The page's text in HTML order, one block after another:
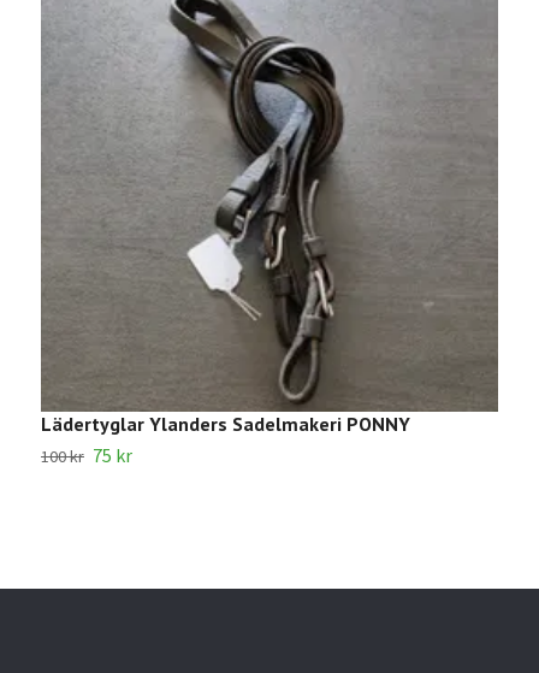
Lädertyglar Ylanders Sadelmakeri PONNY
100 kr 75 kr